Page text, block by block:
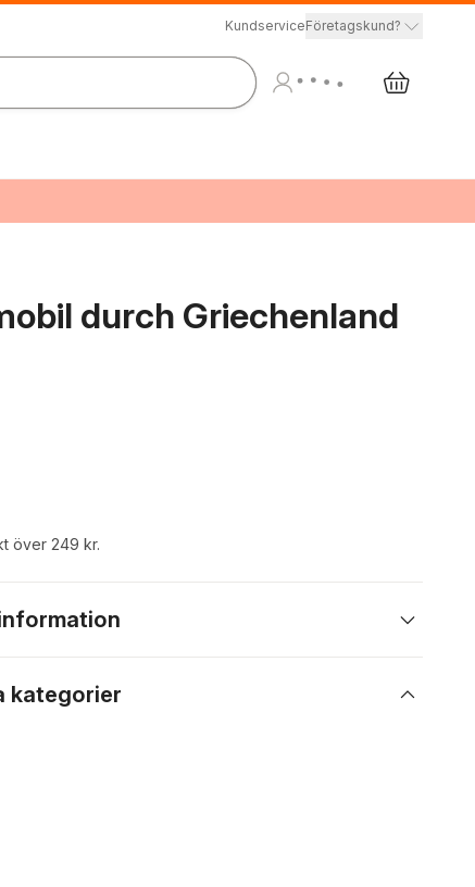
KundserviceFöretagskund?
durch Griechenland
över 249 kr.
kategorier